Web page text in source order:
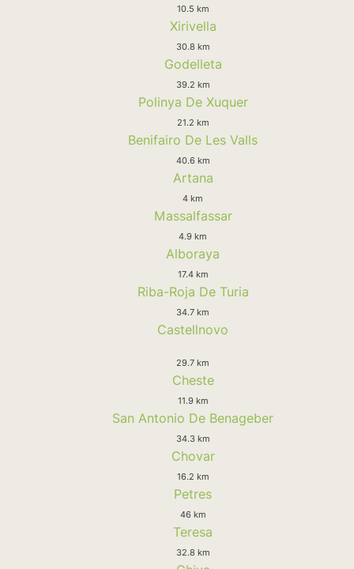
10.5 km
Xirivella
30.8 km
Godelleta
39.2 km
Polinya De Xuquer
21.2 km
Benifairo De Les Valls
40.6 km
Artana
4 km
Massalfassar
4.9 km
Alboraya
17.4 km
Riba-Roja De Turia
34.7 km
Castellnovo
29.7 km
Cheste
11.9 km
San Antonio De Benageber
34.3 km
Chovar
16.2 km
Petres
46 km
Teresa
32.8 km